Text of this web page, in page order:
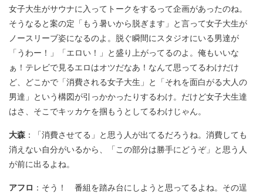
女子大生がサウナに入ってトークをするって企画があったのね。
そうなると案の定「もう暑いから脱ぎます」と言って女子大生が
ノースリーブ姿になるのよ。脱ぐ瞬間にスタジオにいる男達が
「うわー！」「エロい！」と盛り上がってるのよ。俺もいいな
ぁ！テレビで見るエロはオツだなあ！なんて思ってるわけだけ
ど、どこかで「消費される女子大生」と「それを面白がる大人の
男達」という構図が引っかかったりするわけ。だけど女子大生達
はさ、そこでキッカケを掴もうとしてるわけじゃん。
大森 ：「消費させてる」と思う人が出てるだろうね。消費しても
消えない自分がいるから、「この部分は勝手にどうぞ」と思う人
が前に出るよね。
アフロ ：そう！ 番組を踏み台にしようと思ってるよね。その逞